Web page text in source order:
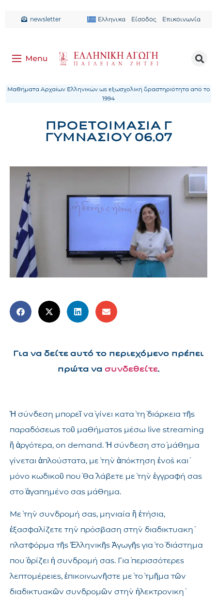
newsletter Ελληνικα Είσοδος Επικοινωνία
Μαθήματα Αρχαίων Ελληνικών ως εξωσχολική δραστηριότητα από το
1994
ΠΡΟΕΤΟΙΜΑΣΙΑ Γ
ΓΥΜΝΑΣΙΟΥ 06.07
Για να δείτε αυτό το περιεχόμενο πρέπει
πρώτα να συνδεθείτε.
Ἡ σύνδεση μπορεῖ νὰ γίνει κατὰ τὴ διάρκεια τῆς
παραδόσεως τοῦ μαθήματος μέσω live streaming
ἢ ἀργότερα, on demand. Ἡ σύνδεση στὸ μάθημα
γίνεται ἁπλούστατα, μὲ τὴν ἀπόκτηση ἑνὸς καὶ
μόνο κωδικοῦ ποὺ θὰ λάβετε μὲ τὴν ἐγγραφή σας
στὸ ἀγαπημένο σας μάθημα.
Μὲ τὴν συνδρομή σας, μηνιαία ἢ ἐτήσια,
ἐξασφαλίζετε τὴν πρόσβαση στὴν διαδικτυακὴ
πλατφόρμα τῆς Ἑλληνικῆς Ἀγωγῆς γιὰ τὸ διάστημα
ποὺ ὁρίζει ἡ συνδρομή σας. Γιὰ περισσότερες
λεπτομέρειες, ἐπικοινωνῆστε μὲ τὸ τμῆμα τῶν
διαδικτυακῶν συνδρομῶν στὴν ἠλεκτρονικὴ